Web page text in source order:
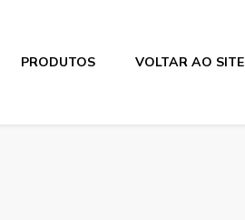
PRODUTOS VOLTAR AO SITE